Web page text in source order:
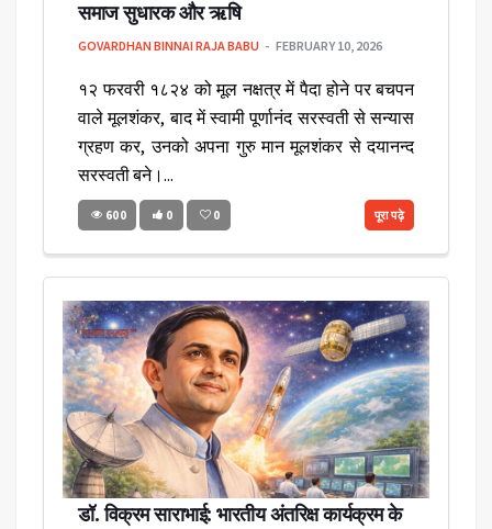
समाज सुधारक और ऋषि
GOVARDHAN BINNAI RAJA BABU FEBRUARY 10, 2026
१२ फरवरी १८२४ को मूल नक्षत्र में पैदा होने पर बचपन
वाले मूलशंकर, बाद में स्वामी पूर्णानंद सरस्वती से सन्यास
ग्रहण कर, उनको अपना गुरु मान मूलशंकर से दयानन्द
सरस्वती बने।...
600 0 0 पूरा पढ़े
डॉ. विक्रम साराभाई: भारतीय अंतरिक्ष कार्यक्रम के